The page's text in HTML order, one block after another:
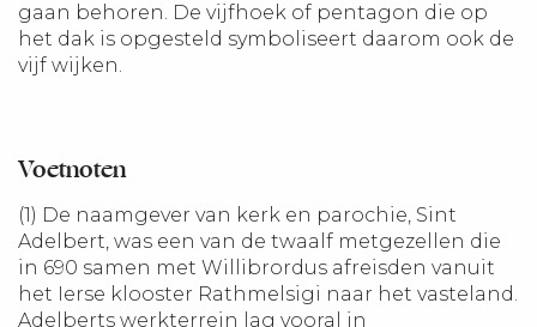
gaan behoren. De vijfhoek of pentagon die op
het dak is opgesteld symboliseert daarom ook de
vijf wijken.
Voetnoten
(1) De naamgever van kerk en parochie, Sint
Adelbert, was een van de twaalf metgezellen die
in 690 samen met Willibrordus afreisden vanuit
het Ierse klooster Rathmelsigi naar het vasteland.
Adelberts werkterrein lag vooral in